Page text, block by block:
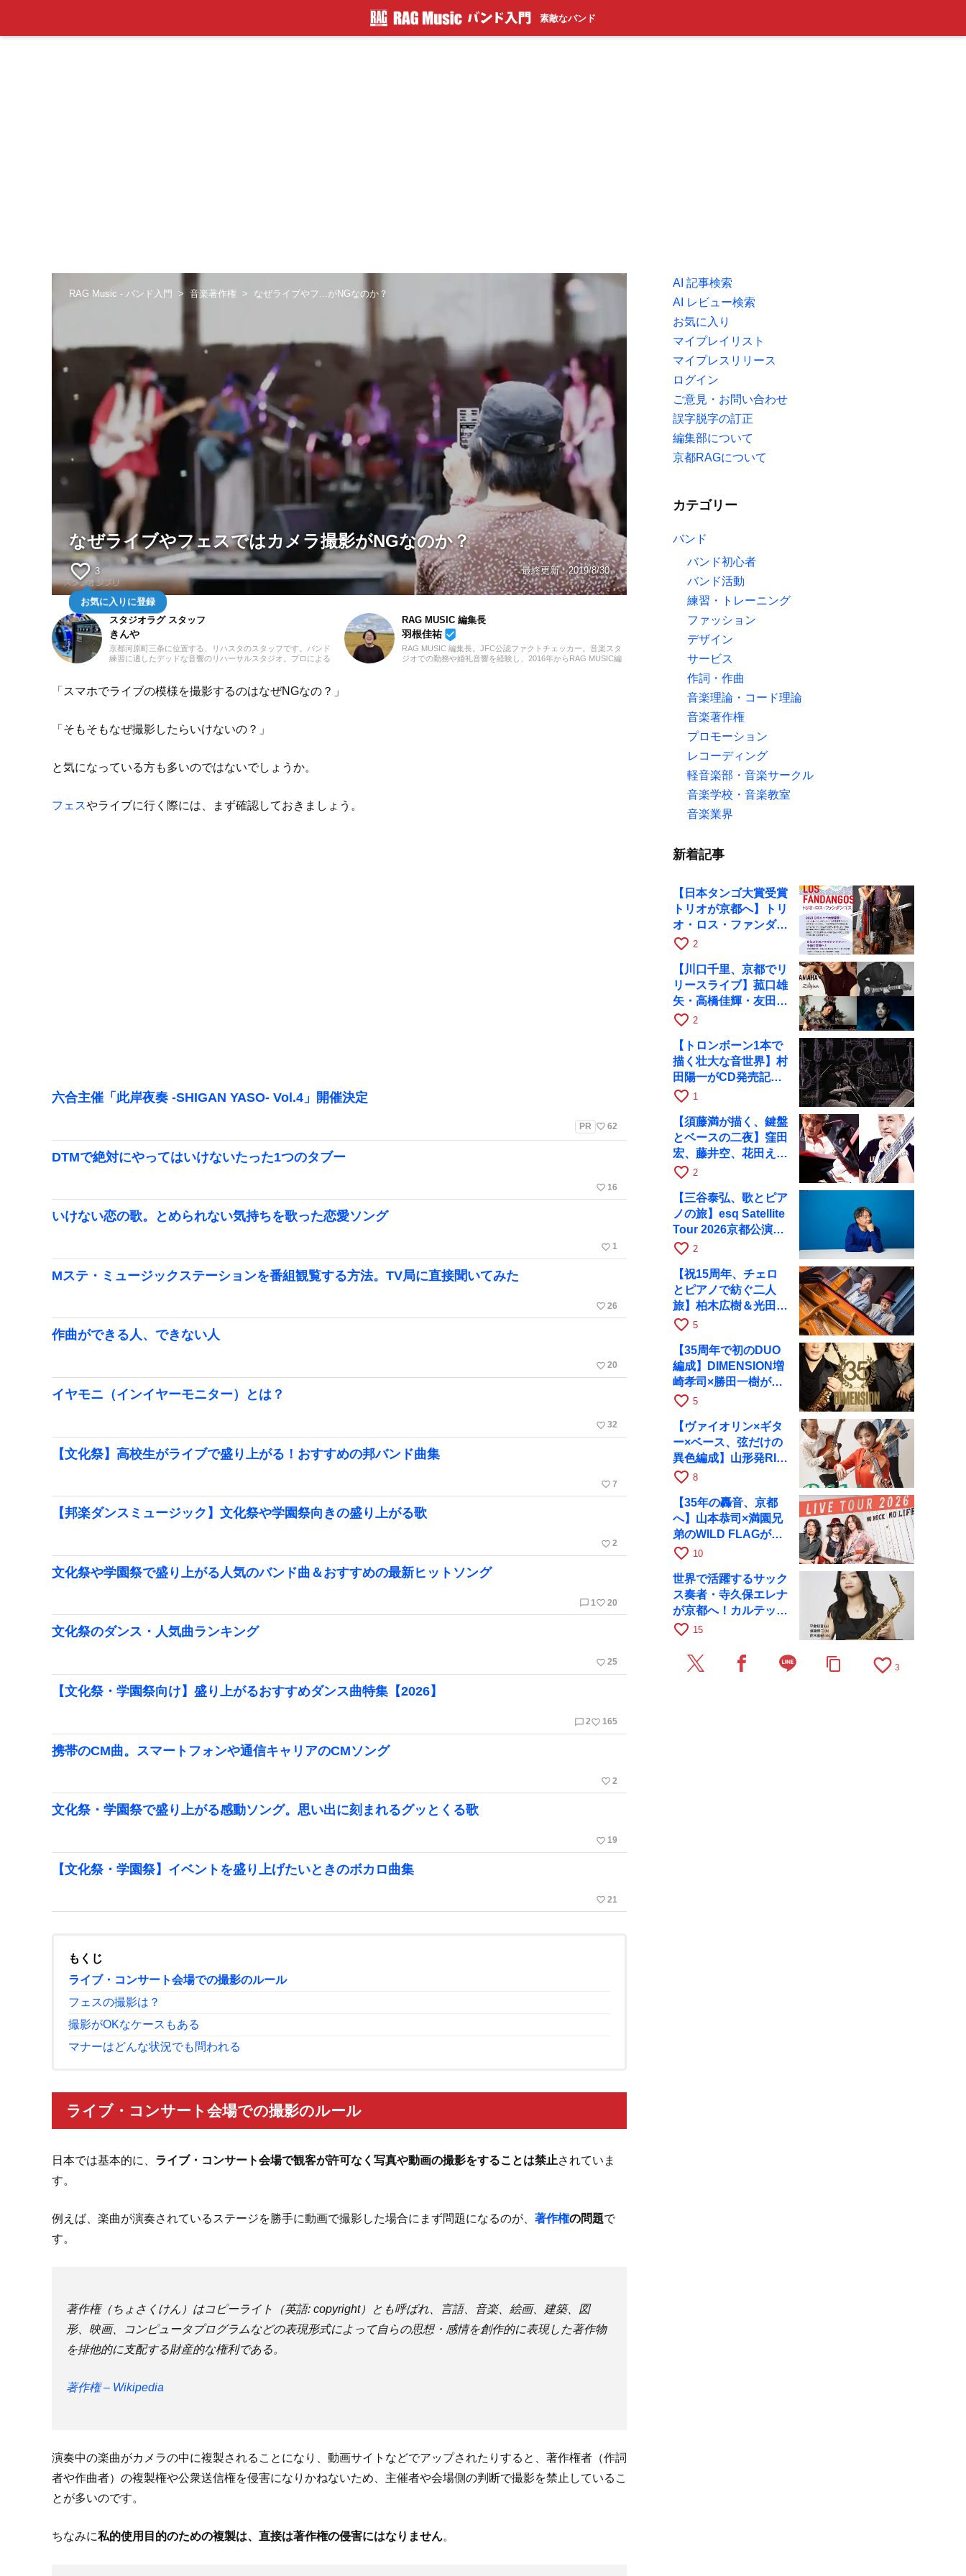
素敵なバンド
RAG Music - バンド入門 音楽著作権 なぜライブやフ...がNGなのか？
なぜライブやフェスではカメラ撮影がNGなのか？
favorite_border 3
お気に入りに登録
最終更新：2019/8/30
スタジオラグ スタッフ
きんや
京都河原町三条に位置する、リハスタのスタッフです。バンド
練習に適したデッドな音響のリハーサルスタジオ。プロによる
RAG MUSIC 編集長
羽根佳祐 beenhere
RAG MUSIC 編集長。JFC公認ファクトチェッカー。音楽スタ
ジオでの勤務や婚礼音響を経験し、2016年からRAG MUSIC編
「スマホでライブの模様を撮影するのはなぜNGなの？」
「そもそもなぜ撮影したらいけないの？」
と気になっている方も多いのではないでしょうか。
フェスやライブに行く際には、まず確認しておきましょう。
六合主催「此岸夜奏 -SHIGAN YASO- Vol.4」開催決定
PR favorite_border 62
DTMで絶対にやってはいけないたった1つのタブー
favorite_border 16
いけない恋の歌。とめられない気持ちを歌った恋愛ソング
favorite_border 1
Mステ・ミュージックステーションを番組観覧する方法。TV局に直接聞いてみた
favorite_border 26
作曲ができる人、できない人
favorite_border 20
イヤモニ（インイヤーモニター）とは？
favorite_border 32
【文化祭】高校生がライブで盛り上がる！おすすめの邦バンド曲集
favorite_border 7
【邦楽ダンスミュージック】文化祭や学園祭向きの盛り上がる歌
favorite_border 2
文化祭や学園祭で盛り上がる人気のバンド曲＆おすすめの最新ヒットソング
chat_bubble_outline 1 favorite_border 20
文化祭のダンス・人気曲ランキング
favorite_border 25
【文化祭・学園祭向け】盛り上がるおすすめダンス曲特集【2026】
chat_bubble_outline 2favorite_border 165
携帯のCM曲。スマートフォンや通信キャリアのCMソング
favorite_border 2
文化祭・学園祭で盛り上がる感動ソング。思い出に刻まれるグッとくる歌
favorite_border 19
【文化祭・学園祭】イベントを盛り上げたいときのボカロ曲集
favorite_border 21
もくじ
ライブ・コンサート会場での撮影のルール
フェスの撮影は？
撮影がOKなケースもある
マナーはどんな状況でも問われる
ライブ・コンサート会場での撮影のルール
日本では基本的に、 ライブ・コンサート会場で観客が許可なく写真や動画の撮影をすることは禁止されていま
す。
例えば、楽曲が演奏されているステージを勝手に動画で撮影した場合にまず問題になるのが、 著作権の問題で
す。
著作権（ちょさくけん）はコピーライト（英語: copyright）とも呼ばれ、言語、音楽、絵画、建築、図
形、映画、コンピュータプログラムなどの表現形式によって自らの思想・感情を創作的に表現した著作物
を排他的に支配する財産的な権利である。
著作権 – Wikipedia
演奏中の楽曲がカメラの中に複製されることになり、動画サイトなどでアップされたりすると、著作権者（作詞
者や作曲者）の複製権や公衆送信権を侵害になりかねないため、主催者や会場側の判断で撮影を禁止しているこ
とが多いのです。
ちなみに私的使用目的のための複製は、直接は著作権の侵害にはなりません。
AI 記事検索
AI レビュー検索
お気に入り
マイプレイリスト
マイプレスリリース
ログイン
ご意見・お問い合わせ
誤字脱字の訂正
編集部について
京都RAGについて
カテゴリー
バンド
バンド初心者
バンド活動
練習・トレーニング
ファッション
デザイン
サービス
作詞・作曲
音楽理論・コード理論
音楽著作権
プロモーション
レコーディング
軽音楽部・音楽サークル
音楽学校・音楽教室
音楽業界
新着記事
【日本タンゴ大賞受賞
トリオが京都へ】トリ
オ・ロス・ファンダン
ゴスが10月9日にRAG
favorite_border 2
【川口千里、京都でリ
リースライブ】菰口雄
矢・高橋佳輝・友田ジ
ュンと9月28日にRAG
favorite_border 2
【トロンボーン1本で
描く壮大な音世界】村
田陽一がCD発売記念
ツアーで9月4日に京
favorite_border 1
【須藤満が描く、鍵盤
とベースの二夜】窪田
宏、藤井空、花田えみ
と京都RAGで共演
favorite_border 2
【三谷泰弘、歌とピア
ノの旅】esq Satellite
Tour 2026京都公演を
10月に開催
favorite_border 2
【祝15周年、チェロ
とピアノで紡ぐ二人
旅】柏木広樹＆光田健
一が11月12日に京都
favorite_border 5
【35周年で初のDUO
編成】DIMENSION増
崎孝司×勝田一樹が10
月11日に京都RAGへ
favorite_border 5
【ヴァイオリン×ギタ
ー×ベース、弦だけの
異色編成】山形発RIM
が初全国ツアーで8月
favorite_border 8
【35年の轟音、京都
へ】山本恭司×満園兄
弟のWILD FLAGが8
月6日にRAGでライブ
favorite_border 10
世界で活躍するサック
ス奏者・寺久保エレナ
が京都へ！カルテッ
ト・ツアー京都公演を
favorite_border 15
content_copy favorite_border 3